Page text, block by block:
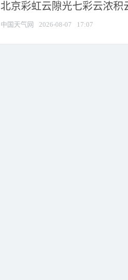
北京彩虹云隙光七彩云浓积
中国天气网 2026-08-07 17:07